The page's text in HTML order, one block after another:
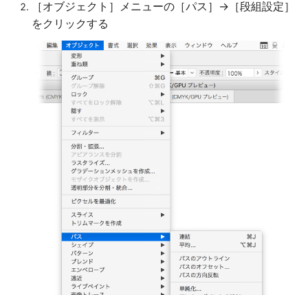
［オブジェクト］メニューの［パス］→［段組設定］
をクリックする